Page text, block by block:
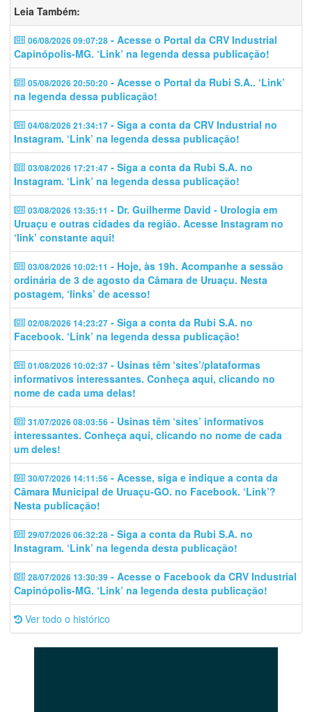
Leia Também:
06/08/2026 09:07:28 - Acesse o Portal da CRV Industrial
Capinópolis-MG. ‘Link’ na legenda dessa publicação!
05/08/2026 20:50:20 - Acesse o Portal da Rubi S.A.. ‘Link’
na legenda dessa publicação!
04/08/2026 21:34:17 - Siga a conta da CRV Industrial no
Instagram. ‘Link’ na legenda dessa publicação!
03/08/2026 17:21:47 - Siga a conta da Rubi S.A. no
Instagram. ‘Link’ na legenda dessa publicação!
03/08/2026 13:35:11 - Dr. Guilherme David - Urologia em
Uruaçu e outras cidades da região. Acesse Instagram no
‘link’ constante aqui!
03/08/2026 10:02:11 - Hoje, às 19h. Acompanhe a sessão
ordinária de 3 de agosto da Câmara de Uruaçu. Nesta
postagem, ‘links’ de acesso!
02/08/2026 14:23:27 - Siga a conta da Rubi S.A. no
Facebook. ‘Link’ na legenda dessa publicação!
01/08/2026 10:02:37 - Usinas têm ‘sites’/plataformas
informativos interessantes. Conheça aqui, clicando no
nome de cada uma delas!
31/07/2026 08:03:56 - Usinas têm ‘sites’ informativos
interessantes. Conheça aqui, clicando no nome de cada
um deles!
30/07/2026 14:11:56 - Acesse, siga e indique a conta da
Câmara Municipal de Uruaçu-GO. no Facebook. ‘Link’?
Nesta publicação!
29/07/2026 06:32:28 - Siga a conta da Rubi S.A. no
Instagram. ‘Link’ na legenda desta publicação!
28/07/2026 13:30:39 - Acesse o Facebook da CRV Industrial
Capinópolis-MG. ‘Link’ na legenda desta publicação!
Ver todo o histórico